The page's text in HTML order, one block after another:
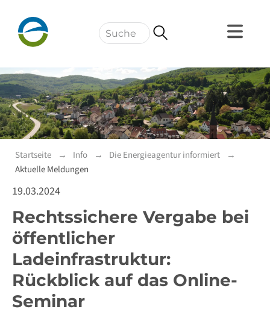
Navigation
Startseite Info
Die Energieagentur informiert
Aktuelle Meldungen
19.03.2024
Rechtssichere Vergabe bei
öffentlicher
Ladeinfrastruktur:
Rückblick auf das Online-
Seminar